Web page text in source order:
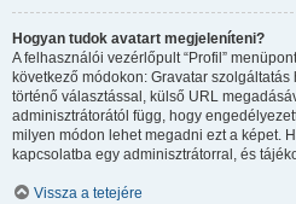
Hogyan tudok avatart megjeleníteni?
A felhasználói vezérlőpult “Profil”
következő módokon: Gravatar
történő választással, külső URL
adminisztrátorától függ, hogy
milyen módon lehet megadni ezt a képet.
kapcsolatba egy adminisztrátorral, és
Vissza a tetejére